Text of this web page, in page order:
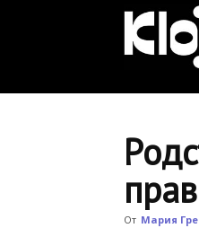
От Мария